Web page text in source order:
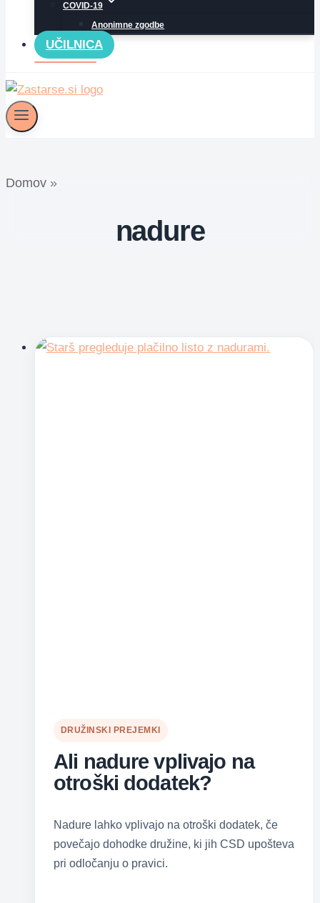
COVID-19
Anonimne zgodbe
UČILNICA
Domov »
nadure
DRUŽINSKI PREJEMKI
Ali nadure vplivajo na
otroški dodatek?
Nadure lahko vplivajo na otroški dodatek, če
povečajo dohodke družine, ki jih CSD upošteva
pri odločanju o pravici.